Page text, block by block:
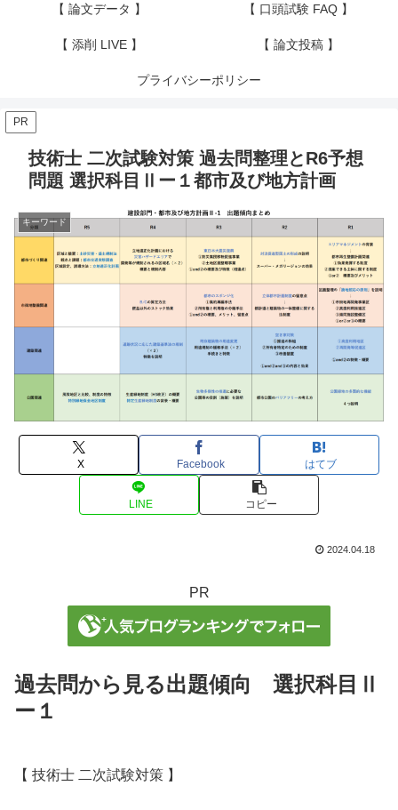
【 論文データ 】 【 口頭試験 FAQ 】
【 添削 LIVE 】 【 論文投稿 】
プライバシーポリシー
PR
技術士 二次試験対策 過去問整理とR6予想
問題 選択科目Ⅱー１都市及び地方計画
キーワード
X Facebook はてブ
LINE コピー
2024.04.18
PR
過去問から見る出題傾向 選択科目Ⅱ
ー１
【 技術士 二次試験対策 】